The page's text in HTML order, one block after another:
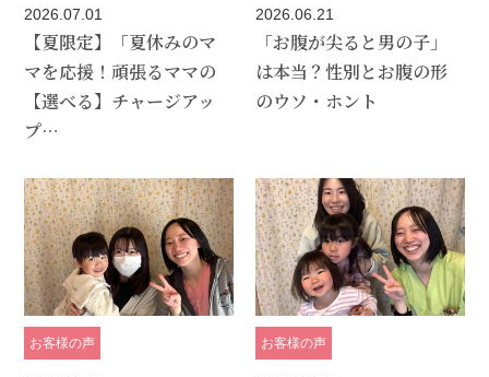
2026.07.01
【夏限定】「夏休みのマ
マを応援！頑張るママの
【選べる】チャージアッ
プ…
2026.06.21
「お腹が尖ると男の子」
は本当？性別とお腹の形
のウソ・ホント
お客様の声 お客様の声